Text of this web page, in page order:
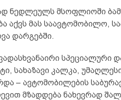
ნედლეულს მსოფლიოში
აქვს მას საავტომობილო,
დარგებში.
სპეციალური
სახაზავი კალკა,
– ავტომობილების
მზადდება ნახევრად